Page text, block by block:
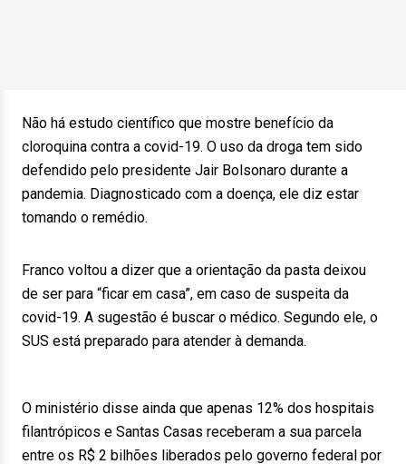
Não há estudo científico que mostre benefício da
cloroquina contra a covid-19. O uso da droga tem sido
defendido pelo presidente Jair Bolsonaro durante a
pandemia. Diagnosticado com a doença, ele diz estar
tomando o remédio.
Franco voltou a dizer que a orientação da pasta deixou
de ser para “ficar em casa”, em caso de suspeita da
covid-19. A sugestão é buscar o médico. Segundo ele, o
SUS está preparado para atender à demanda.
O ministério disse ainda que apenas 12% dos hospitais
filantrópicos e Santas Casas receberam a sua parcela
entre os R$ 2 bilhões liberados pelo governo federal por